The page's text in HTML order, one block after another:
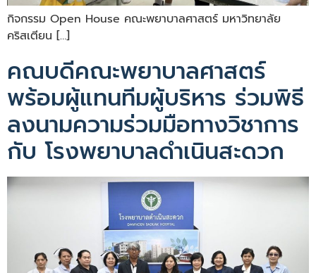
กิจกรรม Open House คณะพยาบาลศาสตร์ มหาวิทยาลัย
คริสเตียน […]
คณบดีคณะพยาบาลศาสตร์
พร้อมผู้แทนทีมผู้บริหาร ร่วมพิธี
ลงนามความร่วมมือทางวิชาการ
กับ โรงพยาบาลดำเนินสะดวก